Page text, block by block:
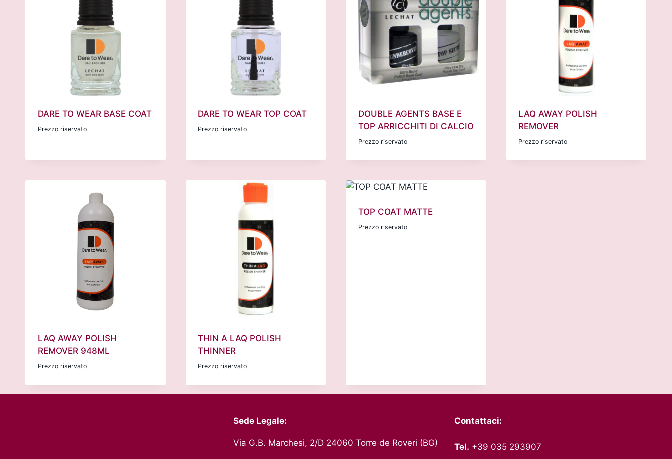
DARE TO WEAR BASE COAT
Prezzo riservato
DARE TO WEAR TOP COAT
Prezzo riservato
DOUBLE AGENTS BASE E
TOP ARRICCHITI DI CALCIO
Prezzo riservato
LAQ AWAY POLISH
REMOVER
Prezzo riservato
LAQ AWAY POLISH
REMOVER 948ML
Prezzo riservato
THIN A LAQ POLISH
THINNER
Prezzo riservato
TOP COAT MATTE
Prezzo riservato
Sede Legale:
Via G.B. Marchesi, 2/D 24060 Torre de Roveri (BG)
Contattaci:
Tel. +39 035 293907